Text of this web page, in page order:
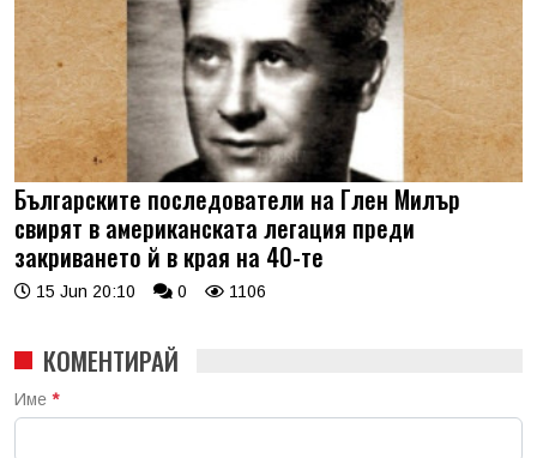
Българските последователи на Глен Милър
свирят в американската легация преди
закриването й в края на 40-те
15 Jun 20:10 0 1106
КОМЕНТИРАЙ
Име *